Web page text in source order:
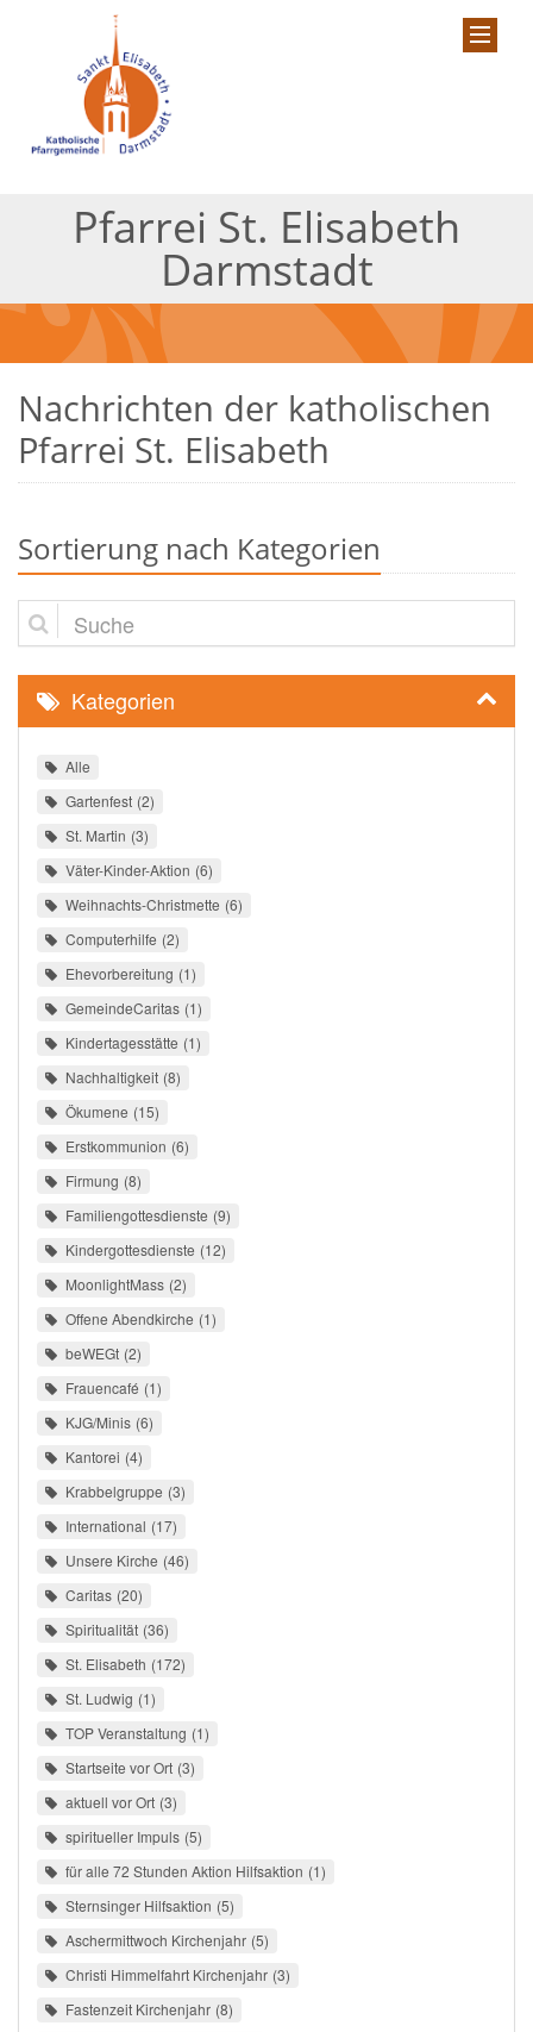
Pfarrei St. Elisabeth
Darmstadt
Nachrichten der katholischen
Pfarrei St. Elisabeth
Sortierung nach Kategorien
Suche
Kategorien
Alle
Gartenfest 2
St. Martin 3
Väter-Kinder-Aktion 6
Weihnachts-Christmette 6
Computerhilfe 2
Ehevorbereitung 1
GemeindeCaritas 1
Kindertagesstätte 1
Nachhaltigkeit 8
Ökumene 15
Erstkommunion 6
Firmung 8
Familiengottesdienste 9
Kindergottesdienste 12
MoonlightMass 2
Offene Abendkirche 1
beWEGt 2
Frauencafé 1
KJG/Minis 6
Kantorei 4
Krabbelgruppe 3
International 17
Unsere Kirche 46
Caritas 20
Spiritualität 36
St. Elisabeth 172
St. Ludwig 1
TOP Veranstaltung 1
Startseite vor Ort 3
aktuell vor Ort 3
spiritueller Impuls 5
für alle 72 Stunden Aktion Hilfsaktion 1
Sternsinger Hilfsaktion 5
Aschermittwoch Kirchenjahr 5
Christi Himmelfahrt Kirchenjahr 3
Fastenzeit Kirchenjahr 8